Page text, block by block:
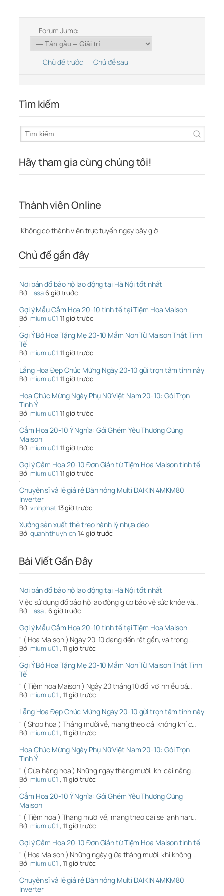
Forum Jump:
Chủ đề trước Chủ đề sau
Tìm kiếm
Hãy tham gia cùng chúng tôi!
Thành viên Online
Không có thành viên trực tuyến ngay bây giờ
Chủ đề gần đây
Nơi bán đồ bảo hộ lao động tại Hà Nội tốt nhất
Bởi Lasa 6 giờ trước
Gợi ý Mẫu Cắm Hoa 20-10 tinh tế tại Tiệm Hoa Maison
Bởi miumiu01 11 giờ trước
Gợi Ý Bó Hoa Tặng Mẹ 20-10 Mầm Non Từ Maison Thật Tinh
Tế
Bởi miumiu01 11 giờ trước
Lẵng Hoa Đẹp Chúc Mừng Ngày 20-10 gửi trọn tâm tình này
Bởi miumiu01 11 giờ trước
Hoa Chúc Mừng Ngày Phụ Nữ Việt Nam 20-10: Gói Trọn
Tình Ý
Bởi miumiu01 11 giờ trước
Cắm Hoa 20-10 Ý Nghĩa: Gói Ghém Yêu Thương Cùng
Maison
Bởi miumiu01 11 giờ trước
Gợi ý Cắm Hoa 20-10 Đơn Giản từ Tiệm Hoa Maison tinh tế
Bởi miumiu01 11 giờ trước
Chuyên sỉ và lẻ giá rẻ Dàn nóng Multi DAIKIN 4MKM80
Inverter
Bởi vinhphat13 giờ trước
Xưởng sản xuất thẻ treo hành lý nhựa dẻo
Bởi quanhthuyhien 14 giờ trước
Bài Viết Gần Đây
Nơi bán đồ bảo hộ lao động tại Hà Nội tốt nhất
Việc sử dụng đồ bảo hộ lao động giúp bảo vệ sức khỏe và…
Bởi Lasa, 6 giờ trước
Gợi ý Mẫu Cắm Hoa 20-10 tinh tế tại Tiệm Hoa Maison
" ( Hoa Maison ) Ngày 20-10 đang đến rất gần, và trong …
Bởi miumiu01 , 11 giờ trước
Gợi Ý Bó Hoa Tặng Mẹ 20-10 Mầm Non Từ Maison Thật Tinh
Tế
" ( Tiệm hoa Maison ) Ngày 20 tháng 10 đối với nhiều bậ…
Bởi miumiu01 , 11 giờ trước
Lẵng Hoa Đẹp Chúc Mừng Ngày 20-10 gửi trọn tâm tình này
" ( Shop hoa ) Tháng mười về, mang theo cái không khí c…
Bởi miumiu01 , 11 giờ trước
Hoa Chúc Mừng Ngày Phụ Nữ Việt Nam 20-10: Gói Trọn
Tình Ý
" ( Cửa hàng hoa ) Những ngày tháng mười, khi cái nắng …
Bởi miumiu01 , 11 giờ trước
Cắm Hoa 20-10 Ý Nghĩa: Gói Ghém Yêu Thương Cùng
Maison
" ( Tiệm hoa ) Tháng mười về, mang theo cái se lạnh han…
Bởi miumiu01 , 11 giờ trước
Gợi ý Cắm Hoa 20-10 Đơn Giản từ Tiệm Hoa Maison tinh tế
" ( Hoa Maison ) Những ngày giữa tháng mười, khi không …
Bởi miumiu01 , 11 giờ trước
Chuyên sỉ và lẻ giá rẻ Dàn nóng Multi DAIKIN 4MKM80
Inverter